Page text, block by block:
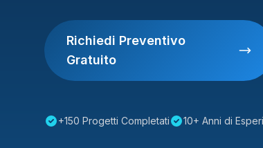
Richiedi Preventivo
Gratuito
+150 Progetti Completati 10+ Anni di